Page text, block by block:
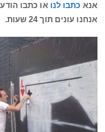
אנא כתבו לנו או כתבו
אנחנו עונים תוך 24 שעות.